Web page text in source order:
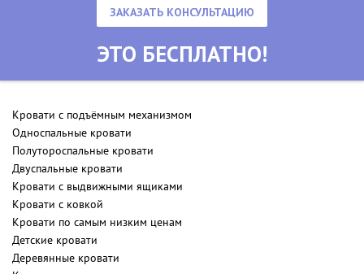
ЗАКАЗАТЬ КОНСУЛЬТАЦИЮ
ЭТО БЕСПЛАТНО!
Кровати с подъёмным механизмом
Односпальные кровати
Полутороспальные кровати
Двуспальные кровати
Кровати с выдвижными ящиками
Кровати с ковкой
Кровати по самым низким ценам
Детские кровати
Деревянные кровати